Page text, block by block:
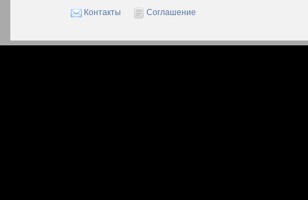
Контакты Соглашение